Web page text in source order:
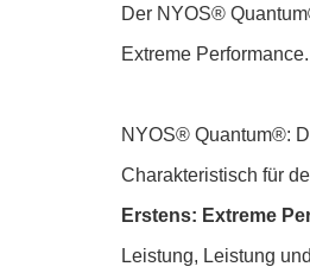
Der NYOS®
Extreme
NYOS® Quantum®:
Charakteristisch für
Erstens: Extreme
Leistung, Leistung